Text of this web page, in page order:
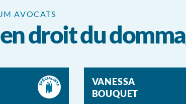
AVOCATS
droit du
VANESSA
BOUQUET